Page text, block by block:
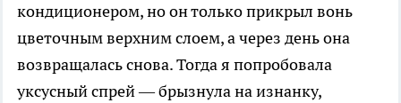
кондиционером, но он только прикрыл вонь
цветочным верхним слоем, а через день она
возвращалась снова. Тогда я попробовала
уксусный спрей — брызнула на изнанку,